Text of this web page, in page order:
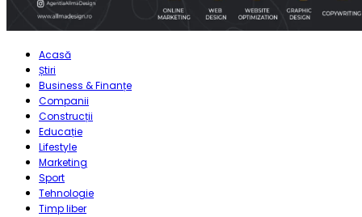
Acasă
Știri
Business & Finanțe
Companii
Construcții
Educație
Lifestyle
Marketing
Sport
Tehnologie
Timp liber